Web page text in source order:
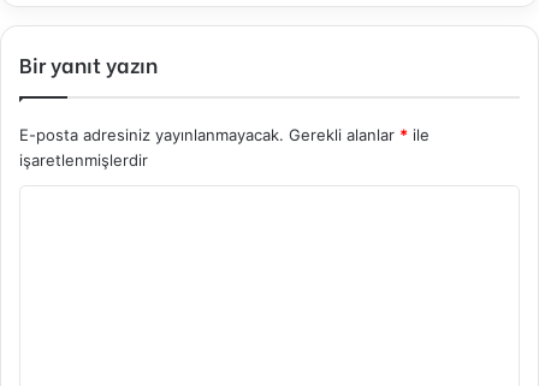
Bir yanıt yazın
E-posta adresiniz yayınlanmayacak. Gerekli alanlar * ile
işaretlenmişlerdir